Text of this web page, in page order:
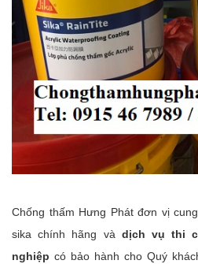
Chống thấm Hưng Phát đơn vị
sika chính hãng và dịch vụ thi
nghiệp có bảo hành cho Quý